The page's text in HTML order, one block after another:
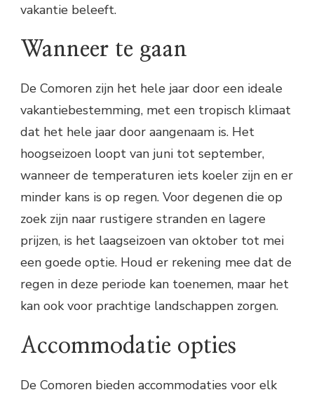
vakantie beleeft.
Wanneer te gaan
De Comoren zijn het hele jaar door een ideale
vakantiebestemming, met een tropisch klimaat
dat het hele jaar door aangenaam is. Het
hoogseizoen loopt van juni tot september,
wanneer de temperaturen iets koeler zijn en er
minder kans is op regen. Voor degenen die op
zoek zijn naar rustigere stranden en lagere
prijzen, is het laagseizoen van oktober tot mei
een goede optie. Houd er rekening mee dat de
regen in deze periode kan toenemen, maar het
kan ook voor prachtige landschappen zorgen.
Accommodatie opties
De Comoren bieden accommodaties voor elk